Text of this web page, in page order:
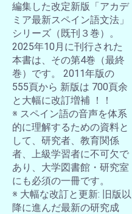
お買い物を続ける
編集した改定新版「アカデ
ミア最新スペイン語文法」
シリーズ（既刊３巻）。
2025年10月に刊行された
本書は、その第4巻（最終
巻）です。 2011年版の
555頁から 新版は 700頁余
と大幅に改訂増補 ！！
※ スペイン語の音声を体系
的に理解するための資料と
して、研究者、教育関係
者、上級学習者に不可欠で
あり、大学図書館・研究室
にも必須の一冊です。
※ 大幅な改訂と更新: 旧版以
降に進んだ最新の研究成